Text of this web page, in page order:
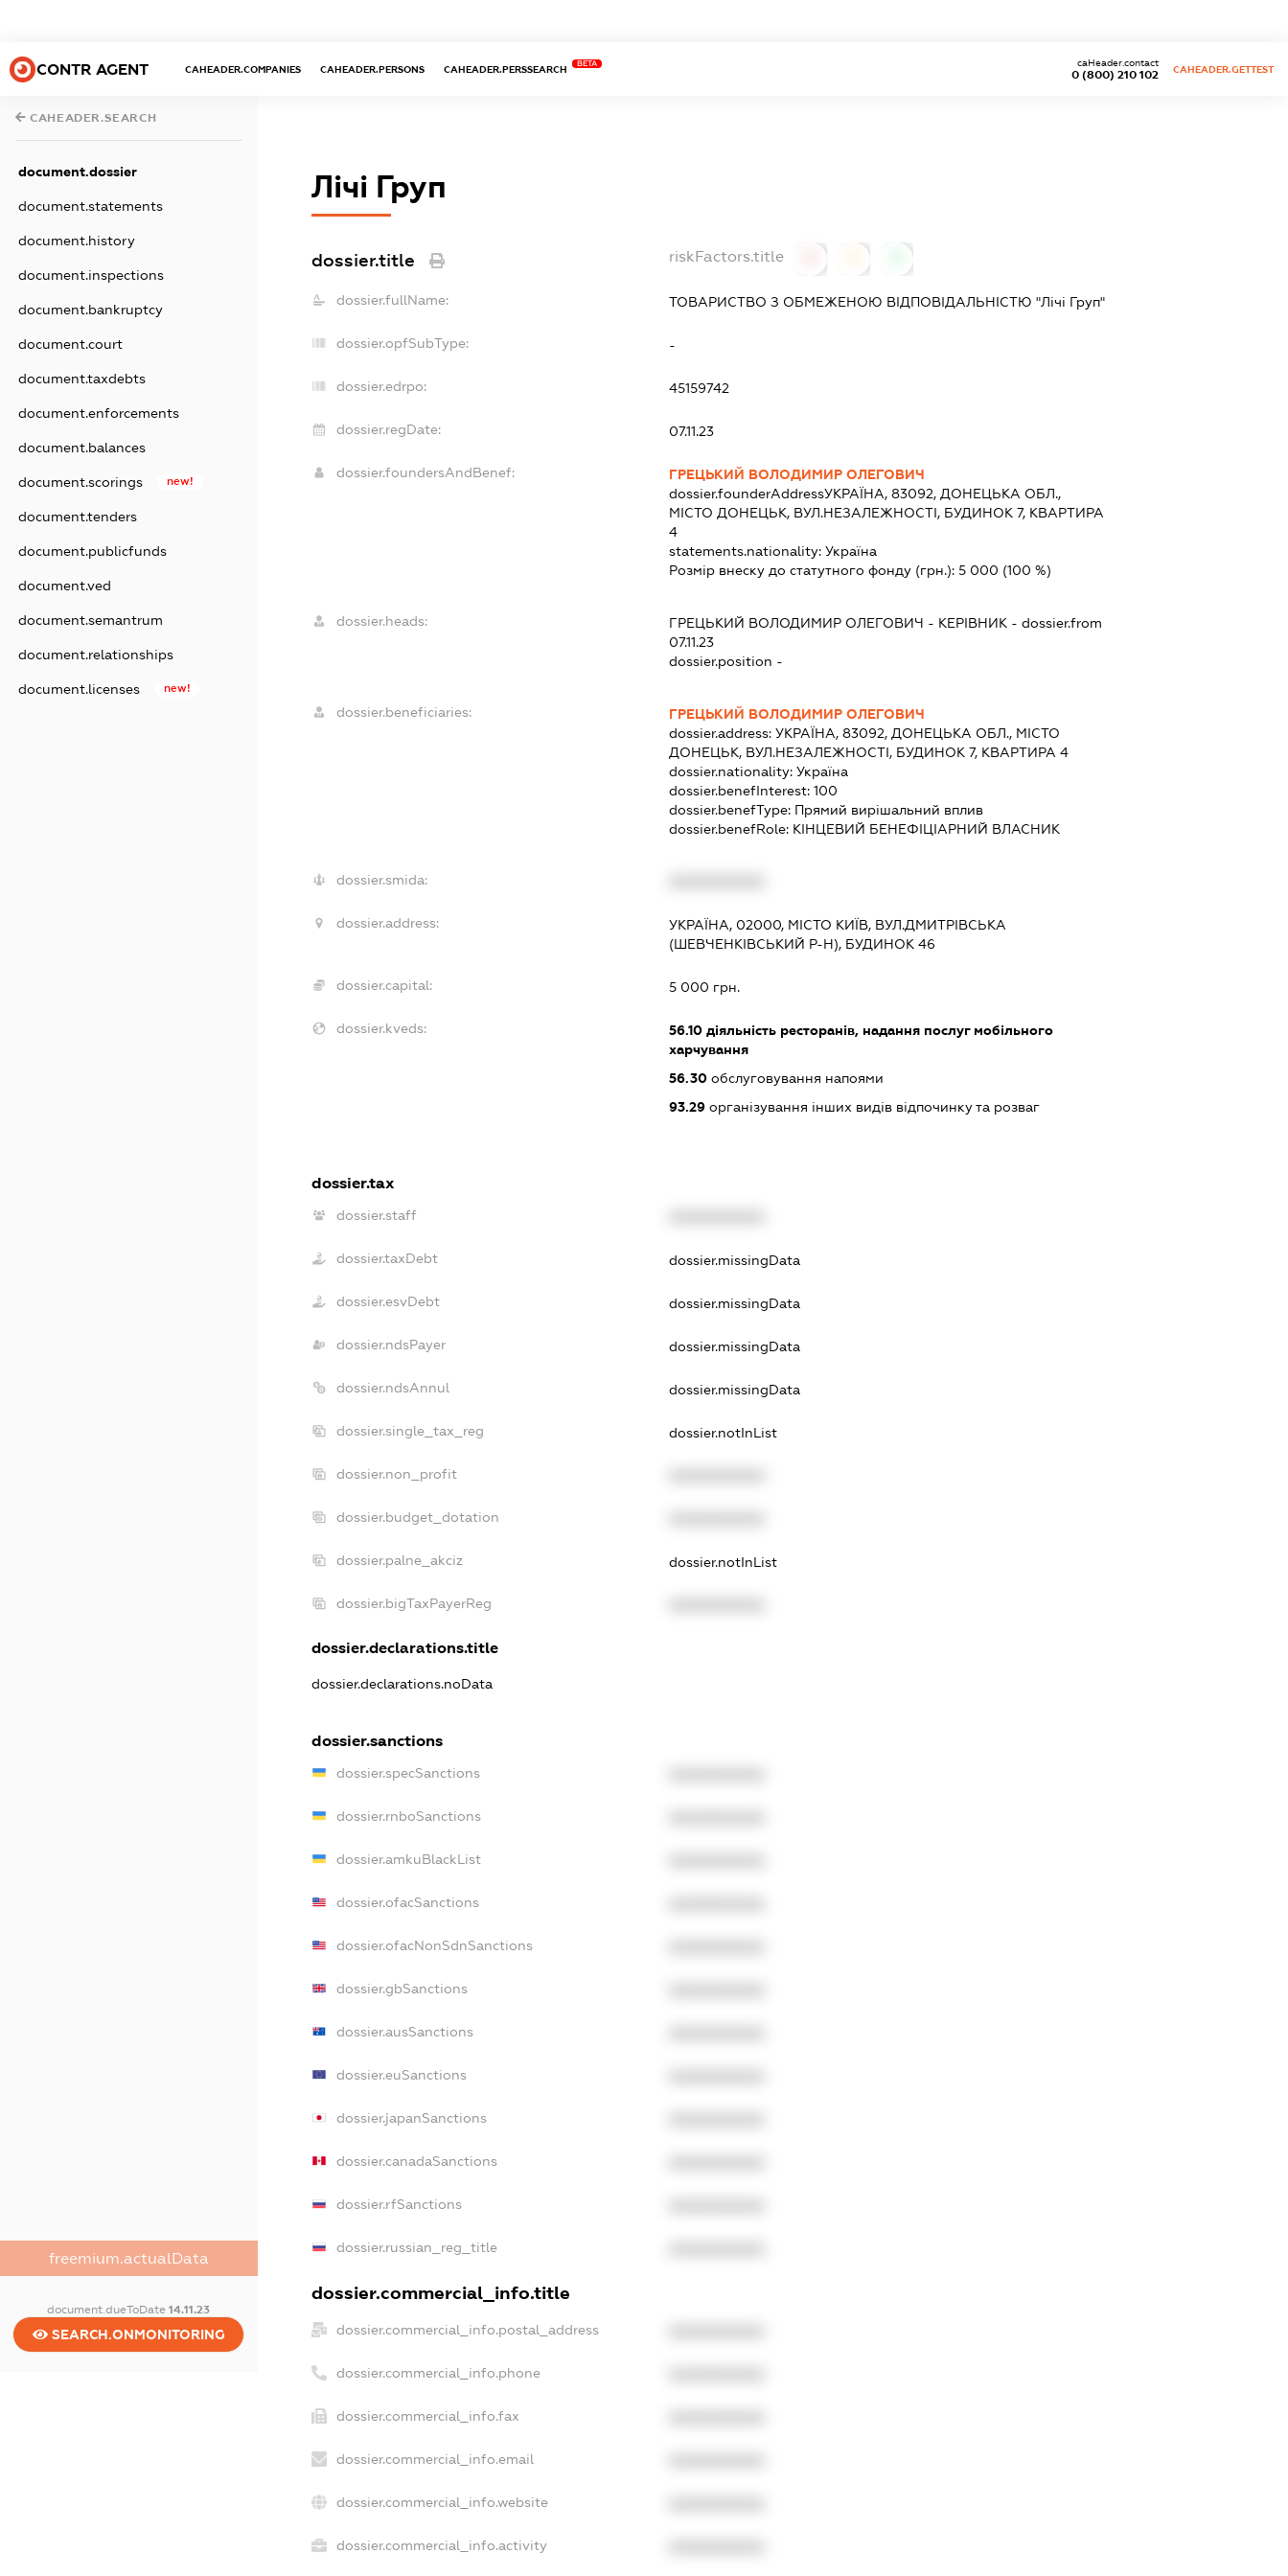
CONTR AGENT CAHEADER.COMPANIES CAHEADER.PERSONS CAHEADER.PERSSEARCH
BETA
0 (800) 210 102
caHeader.contact
CAHEADER.GETTEST
CAHEADER.SEARCH
document.dossier
document.statements
document.history
document.inspections
document.bankruptcy
document.court
document.taxdebts
document.enforcements
document.balances
document.scorings new!
document.tenders
document.publicfunds
document.ved
document.semantrum
document.relationships
document.licenses new!
freemium.actualData
document.dueToDate14.11.23
SEARCH.ONMONITORING
Лічі Груп
dossier.title riskFactors.title
dossier.fullName: ТОВАРИСТВО З ОБМЕЖЕНОЮ ВІДПОВІДАЛЬНІСТЮ "Лічі Груп"
dossier.opfSubType: -
dossier.edrpo: 45159742
dossier.regDate: 07.11.23
dossier.foundersAndBenef:
ГРЕЦЬКИЙ ВОЛОДИМИР ОЛЕГОВИЧ
dossier.founderAddressУКРАЇНА, 83092, ДОНЕЦЬКА ОБЛ.,
МІСТО ДОНЕЦЬК, ВУЛ.НЕЗАЛЕЖНОСТІ, БУДИНОК 7, КВАРТИРА
4
statements.nationality: Україна
Розмір внеску до статутного фонду (грн.): 5 000 (100 %)
dossier.heads: ГРЕЦЬКИЙ ВОЛОДИМИР ОЛЕГОВИЧ - КЕРІВНИК - dossier.from
07.11.23
dossier.position -
dossier.beneficiaries:
ГРЕЦЬКИЙ ВОЛОДИМИР ОЛЕГОВИЧ
dossier.address: УКРАЇНА, 83092, ДОНЕЦЬКА ОБЛ., МІСТО
ДОНЕЦЬК, ВУЛ.НЕЗАЛЕЖНОСТІ, БУДИНОК 7, КВАРТИРА 4
dossier.nationality: Україна
dossier.benefInterest: 100
dossier.benefType: Прямий вирішальний вплив
dossier.benefRole: КІНЦЕВИЙ БЕНЕФІЦІАРНИЙ ВЛАСНИК
dossier.smida:
dossier.address:
УКРАЇНА, 02000, МІСТО КИЇВ, ВУЛ.ДМИТРІВСЬКА
(ШЕВЧЕНКІВСЬКИЙ Р-Н), БУДИНОК 46
dossier.capital: 5 000 грн.
dossier.kveds: 56.10діяльність ресторанів, надання послуг мобільного
харчування
56.30обслуговування напоями
93.29організування інших видів відпочинку та розваг
dossier.tax
dossier.staff
dossier.taxDebt dossier.missingData
dossier.esvDebt dossier.missingData
dossier.ndsPayer dossier.missingData
dossier.ndsAnnul dossier.missingData
dossier.single_tax_reg dossier.notInList
dossier.non_profit
dossier.budget_dotation
dossier.palne_akciz dossier.notInList
dossier.bigTaxPayerReg
dossier.declarations.title
dossier.declarations.noData
dossier.sanctions
dossier.specSanctions
dossier.rnboSanctions
dossier.amkuBlackList
dossier.ofacSanctions
dossier.ofacNonSdnSanctions
dossier.gbSanctions
dossier.ausSanctions
dossier.euSanctions
dossier.japanSanctions
dossier.canadaSanctions
dossier.rfSanctions
dossier.russian_reg_title
dossier.commercial_info.title
dossier.commercial_info.postal_address
dossier.commercial_info.phone
dossier.commercial_info.fax
dossier.commercial_info.email
dossier.commercial_info.website
dossier.commercial_info.activity